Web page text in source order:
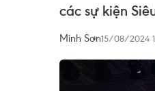
các sự kiện
Minh Sơn15/08/2024